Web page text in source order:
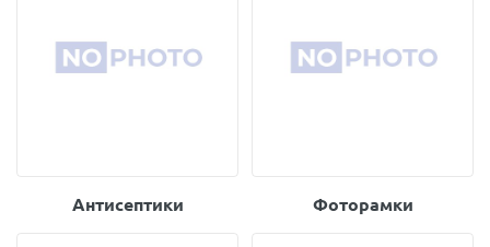
Антисептики Фоторамки